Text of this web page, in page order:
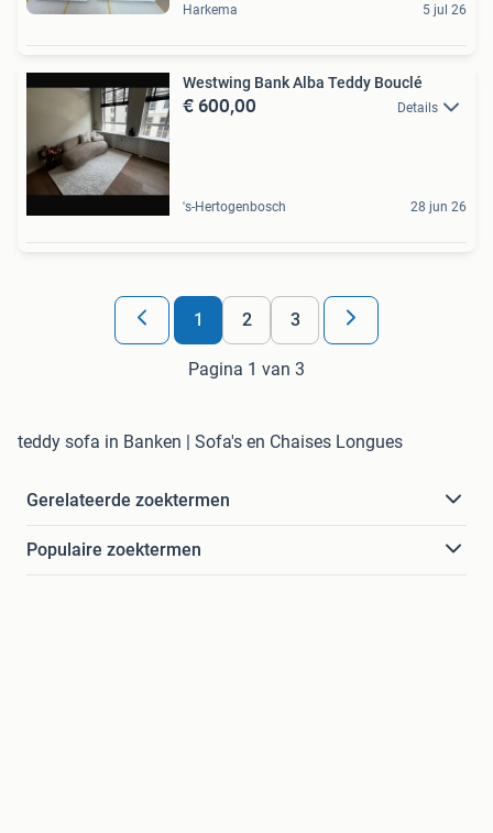
Harkema 5 jul 26
Westwing Bank Alba Teddy Bouclé
€ 600,00 Details
's-Hertogenbosch 28 jun 26
1 2 3
Pagina 1 van 3
teddy sofa in Banken | Sofa's en Chaises Longues
Gerelateerde zoektermen
Populaire zoektermen